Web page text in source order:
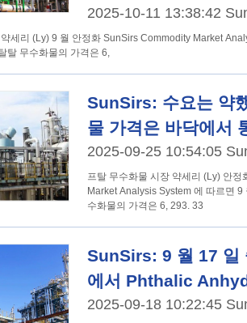
2025-10-11 13:38:42
Commodity Market Analysis System 에 따르면 9 월 30
탈 무수화물의 가격은 6,
SunSirs: 수요는 약
물 가격은 바닥에서
2025-09-25 10:54:05
프탈 무수화물 시장 약세리 (Ly) 안정화하다d SunSirs
Market Analysis System 에 따르면
수화물의 가격은 6, 293. 33
SunSirs: 9 월 17 일
에서 Phthalic
2025-09-18 10:22:45